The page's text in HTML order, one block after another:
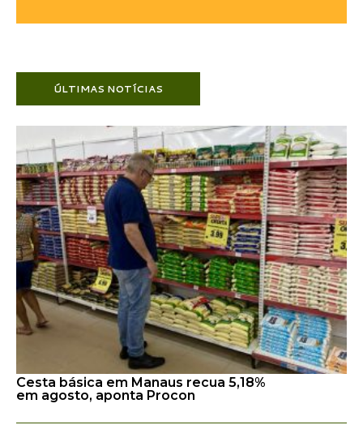
ÚLTIMAS NOTÍCIAS
Cesta básica em Manaus recua 5,18%
em agosto, aponta Procon